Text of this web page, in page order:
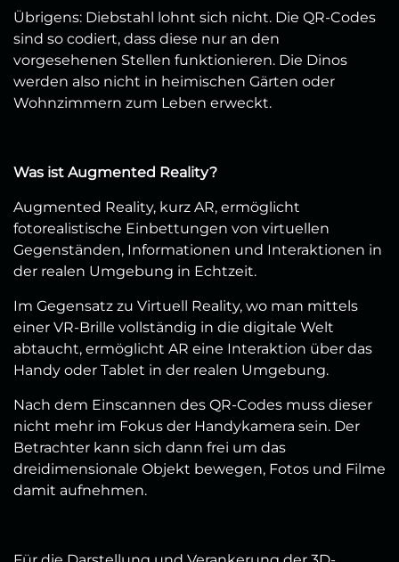
Übrigens: Diebstahl lohnt sich nicht. Die QR-Codes
sind so codiert, dass diese nur an den
vorgesehenen Stellen funktionieren. Die Dinos
werden also nicht in heimischen Gärten oder
Wohnzimmern zum Leben erweckt.
Was ist Augmented Reality?
Augmented Reality, kurz AR, ermöglicht
fotorealistische Einbettungen von virtuellen
Gegenständen, Informationen und Interaktionen in
der realen Umgebung in Echtzeit.
Im Gegensatz zu Virtuell Reality, wo man mittels
einer VR-Brille vollständig in die digitale Welt
abtaucht, ermöglicht AR eine Interaktion über das
Handy oder Tablet in der realen Umgebung.
Nach dem Einscannen des QR-Codes muss dieser
nicht mehr im Fokus der Handykamera sein. Der
Betrachter kann sich dann frei um das
dreidimensionale Objekt bewegen, Fotos und Filme
damit aufnehmen.